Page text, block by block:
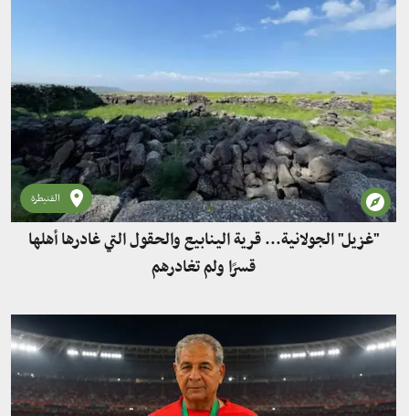
القنيطرة
"غزيل" الجولانية... قرية الينابيع والحقول التي غادرها أهلها
قسرًا ولم تغادرهم